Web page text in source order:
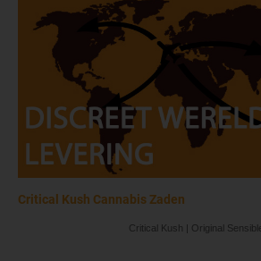
Critical Kush Cannabis Zaden
Critical Kush | Original Sensible